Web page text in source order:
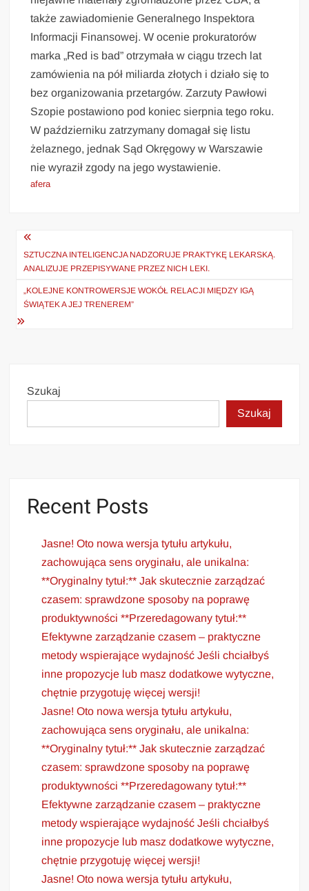
także zawiadomienie Generalnego Inspektora
Informacji Finansowej. W ocenie prokuratorów
marka „Red is bad” otrzymała w ciągu trzech lat
zamówienia na pół miliarda złotych i działo się to
bez organizowania przetargów. Zarzuty Pawłowi
Szopie postawiono pod koniec sierpnia tego roku.
W październiku zatrzymany domagał się listu
żelaznego, jednak Sąd Okręgowy w Warszawie
nie wyraził zgody na jego wystawienie.
afera
Nawigacja
wpisu
SZTUCZNA INTELIGENCJA NADZORUJE PRAKTYKĘ LEKARSKĄ.
ANALIZUJE PRZEPISYWANE PRZEZ NICH LEKI.
„KOLEJNE KONTROWERSJE WOKÓŁ RELACJI MIĘDZY IGĄ
ŚWIĄTEK A JEJ TRENEREM”
Szukaj
Szukaj
Recent Posts
Jasne! Oto nowa wersja tytułu artykułu,
zachowująca sens oryginału, ale unikalna:
**Oryginalny tytuł:** Jak skutecznie zarządzać
czasem: sprawdzone sposoby na poprawę
produktywności **Przeredagowany tytuł:**
Efektywne zarządzanie czasem – praktyczne
metody wspierające wydajność Jeśli chciałbyś
inne propozycje lub masz dodatkowe wytyczne,
chętnie przygotuję więcej wersji!
Jasne! Oto nowa wersja tytułu artykułu,
zachowująca sens oryginału, ale unikalna:
**Oryginalny tytuł:** Jak skutecznie zarządzać
czasem: sprawdzone sposoby na poprawę
produktywności **Przeredagowany tytuł:**
Efektywne zarządzanie czasem – praktyczne
metody wspierające wydajność Jeśli chciałbyś
inne propozycje lub masz dodatkowe wytyczne,
chętnie przygotuję więcej wersji!
Jasne! Oto nowa wersja tytułu artykułu,